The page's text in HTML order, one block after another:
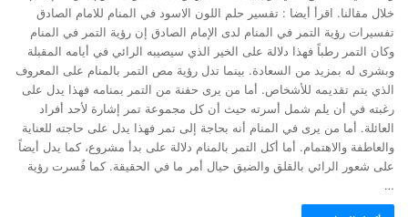
خلال مقالنا. اقرأ أيضا : تفسير حلم اللون الاسود في المنام للامام الصادق
تفسيرات رؤية التمر في المنام لدى الإمام الصادق إن رؤية التمر في المنام
وكان التمر رطباً فهذا دلالة على الخير الذي سيصيبه الرائي في أيامه المقبلة
وبشرى له بمزيد من السعادة. بينما تدل رؤية مص التمر بالمنام على المعروف
الذي يتم تقديمه للأشخاص. أما من يرى حفنة من التمر بمنامه فهذا يدل على
رغبته في أن يلم شمل أسرته حيث أن كل مجموعة تمر إشارة لأحد أفراد
العائلة. أما من يرى في المنام أنه بحاجة إلى تمر فهذا يدل على حاجته للعناية
والعاطفة والاهتمام. أما أكل التمر بالمنام دلالة على بدأ مشروع، كما يدل أيضاً
على شعور الرائي بالقلق والضيق حيال أمر ما في الحقيقة. كما فُسرت رؤية
…